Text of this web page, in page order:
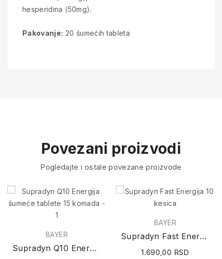
hesperidina (50mg).
Pakovanje: 20 šumećih tableta
Povezani proizvodi
Pogledajte i ostale povezane proizvode
BAYER
Supradyn Q10 Energija šumeće tablete 15 komada
BAYER
Supradyn Fast Energija 10 kesica
1.690,00 RSD